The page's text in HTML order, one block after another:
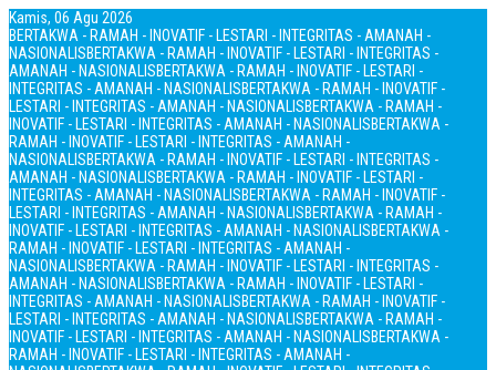
Kamis, 06 Agu 2026
BERTAKWA - RAMAH - INOVATIF - LESTARI - INTEGRITAS - AMANAH -
NASIONALISBERTAKWA - RAMAH - INOVATIF - LESTARI - INTEGRITAS -
AMANAH - NASIONALISBERTAKWA - RAMAH - INOVATIF - LESTARI -
INTEGRITAS - AMANAH - NASIONALISBERTAKWA - RAMAH - INOVATIF -
LESTARI - INTEGRITAS - AMANAH - NASIONALISBERTAKWA - RAMAH -
INOVATIF - LESTARI - INTEGRITAS - AMANAH - NASIONALISBERTAKWA -
RAMAH - INOVATIF - LESTARI - INTEGRITAS - AMANAH -
NASIONALISBERTAKWA - RAMAH - INOVATIF - LESTARI - INTEGRITAS -
AMANAH - NASIONALISBERTAKWA - RAMAH - INOVATIF - LESTARI -
INTEGRITAS - AMANAH - NASIONALISBERTAKWA - RAMAH - INOVATIF -
LESTARI - INTEGRITAS - AMANAH - NASIONALISBERTAKWA - RAMAH -
INOVATIF - LESTARI - INTEGRITAS - AMANAH - NASIONALISBERTAKWA -
RAMAH - INOVATIF - LESTARI - INTEGRITAS - AMANAH -
NASIONALISBERTAKWA - RAMAH - INOVATIF - LESTARI - INTEGRITAS -
AMANAH - NASIONALISBERTAKWA - RAMAH - INOVATIF - LESTARI -
INTEGRITAS - AMANAH - NASIONALISBERTAKWA - RAMAH - INOVATIF -
LESTARI - INTEGRITAS - AMANAH - NASIONALISBERTAKWA - RAMAH -
INOVATIF - LESTARI - INTEGRITAS - AMANAH - NASIONALISBERTAKWA -
RAMAH - INOVATIF - LESTARI - INTEGRITAS - AMANAH -